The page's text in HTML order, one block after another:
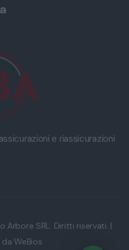
e riassicurazioni
SRL. Diritti riservati. |
daWeBios